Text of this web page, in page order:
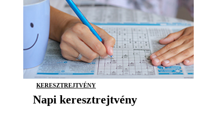
KERESZTREJTVÉNY
Napi keresztrejtvény